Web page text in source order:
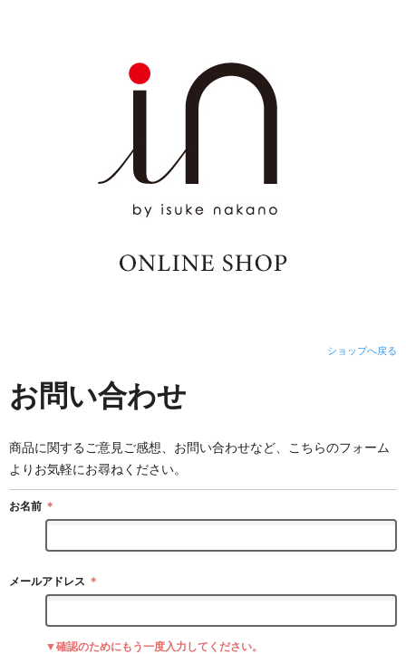
ショップへ戻る
お問い合わせ
商品に関するご意見ご感想、お問い合わせなど、こちらのフォーム
よりお気軽にお尋ねください。
お名前 ＊
メールアドレス ＊
▼確認のためにもう一度入力してください。